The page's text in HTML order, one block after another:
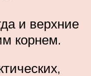
и верхние
корнем.